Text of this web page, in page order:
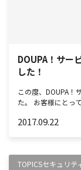
DOUPA！サー
した！
この度、DOUPA！
た。 お客様にとっ
2017.09.22
TOPICSセキュリテ